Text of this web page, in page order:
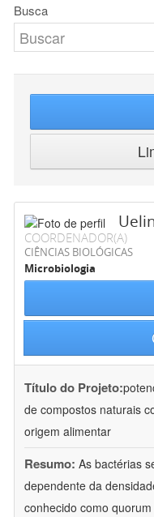
Busca
COORDENADOR(A)
CIÊNCIAS BIOLÓGICAS
Microbiologia
Título do Projeto:
de compostos naturais
origem alimentar
Resumo: As bactérias
dependente da
conhecido como